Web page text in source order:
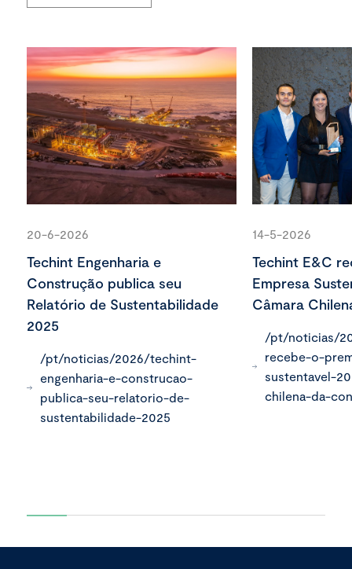
20-6-2026
Techint Engenharia e
Construção publica seu
Relatório de Sustentabilidade
2025
/pt/noticias/2026/techint-
engenharia-e-construcao-
publica-seu-relatorio-de-
sustentabilidade-2025
14-5-2026
Techint E&C
Empresa
Câmara
/pt/noticias/
recebe-o-
sustentavel-
chilena-da-